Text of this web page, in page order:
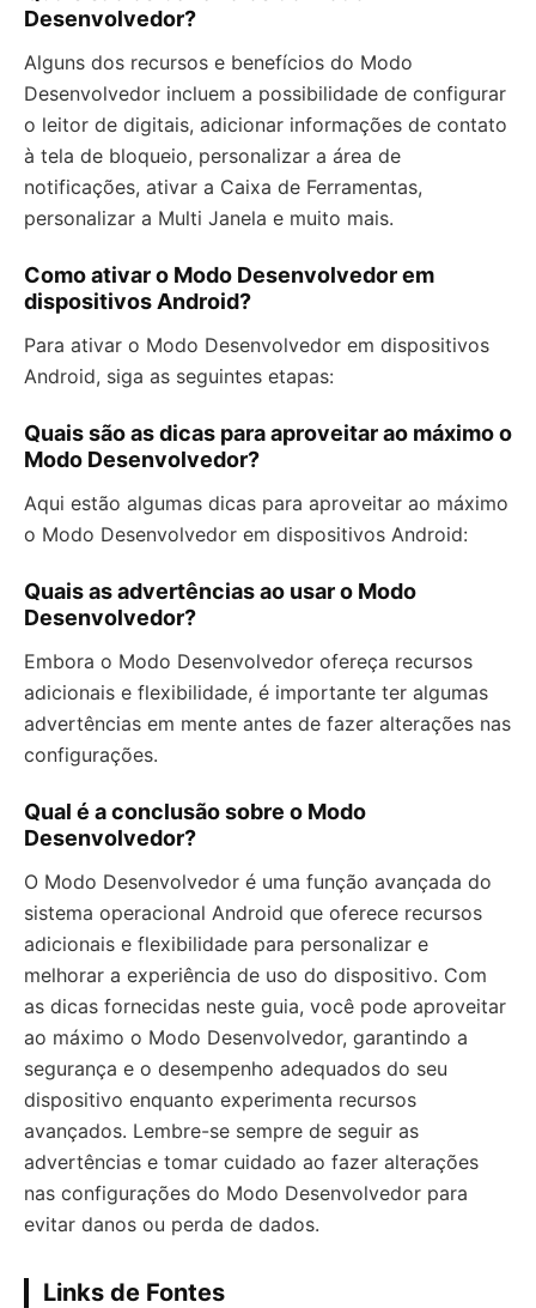
Desenvolvedor?
Alguns dos recursos e benefícios do Modo
Desenvolvedor incluem a possibilidade de configurar
o leitor de digitais, adicionar informações de contato
à tela de bloqueio, personalizar a área de
notificações, ativar a Caixa de Ferramentas,
personalizar a Multi Janela e muito mais.
Como ativar o Modo Desenvolvedor em
dispositivos Android?
Para ativar o Modo Desenvolvedor em dispositivos
Android, siga as seguintes etapas:
Quais são as dicas para aproveitar ao máximo o
Modo Desenvolvedor?
Aqui estão algumas dicas para aproveitar ao máximo
o Modo Desenvolvedor em dispositivos Android:
Quais as advertências ao usar o Modo
Desenvolvedor?
Embora o Modo Desenvolvedor ofereça recursos
adicionais e flexibilidade, é importante ter algumas
advertências em mente antes de fazer alterações nas
configurações.
Qual é a conclusão sobre o Modo
Desenvolvedor?
O Modo Desenvolvedor é uma função avançada do
sistema operacional Android que oferece recursos
adicionais e flexibilidade para personalizar e
melhorar a experiência de uso do dispositivo. Com
as dicas fornecidas neste guia, você pode aproveitar
ao máximo o Modo Desenvolvedor, garantindo a
segurança e o desempenho adequados do seu
dispositivo enquanto experimenta recursos
avançados. Lembre-se sempre de seguir as
advertências e tomar cuidado ao fazer alterações
nas configurações do Modo Desenvolvedor para
evitar danos ou perda de dados.
Links de Fontes